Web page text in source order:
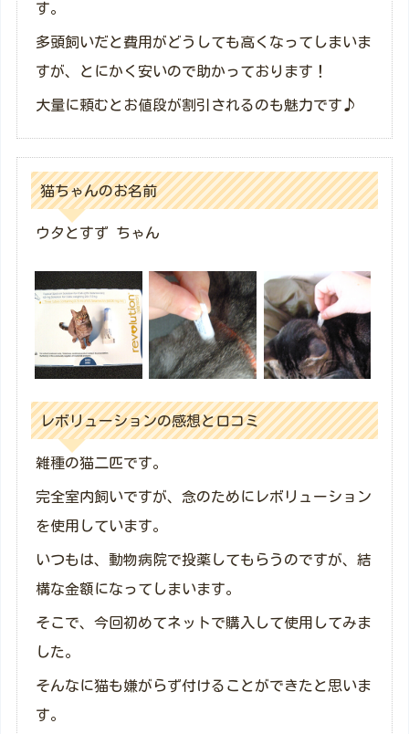
す。
多頭飼いだと費用がどうしても高くなってしまいま
すが、とにかく安いので助かっております！
大量に頼むとお値段が割引されるのも魅力です♪
猫ちゃんのお名前
ウタとすず ちゃん
レボリューションの感想と口コミ
雑種の猫二匹です。
完全室内飼いですが、念のためにレボリューション
を使用しています。
いつもは、動物病院で投薬してもらうのですが、結
構な金額になってしまいます。
そこで、今回初めてネットで購入して使用してみま
した。
そんなに猫も嫌がらず付けることができたと思いま
す。